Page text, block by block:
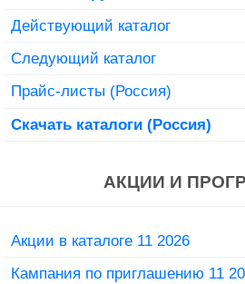
Действующий каталог
Следующий каталог
Прайс-листы (Россия)
Скачать каталоги (Россия)
АКЦИИ И
Акции в каталоге 11 2026
Кампания по приглашению 11